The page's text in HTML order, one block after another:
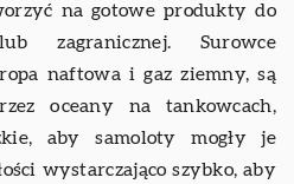
na gotowe produkty do
zagranicznej. Surowce
naftowa i gaz ziemny, są
oceany na tankowcach,
aby samoloty mogły je
wystarczająco szybko, aby